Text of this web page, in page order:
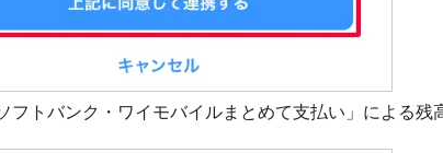
フトバンク・ワイモバイルまとめて支払い」による残